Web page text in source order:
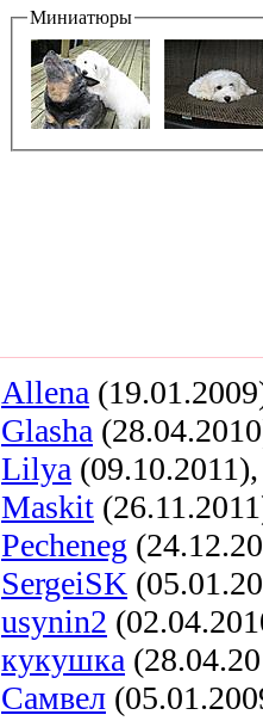
Миниатюры
Allena
Glasha
Lilya
Maskit
Pecheneg
SergeiSK
usynin2
кукушка
Самвел